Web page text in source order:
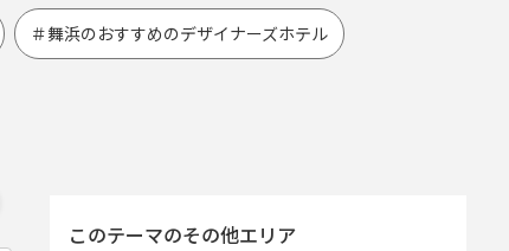
＃舞浜のおすすめのデザイナーズホテル
このテーマのその他エリア